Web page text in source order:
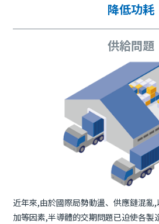
降低功耗
供給問題
近年來,由於國際局勢動盪、供應鏈混亂
加等因素,半導體的交期問題已迫使各製